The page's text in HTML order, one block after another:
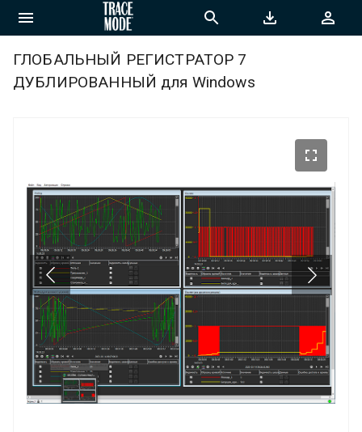
ГЛОБАЛЬНЫЙ РЕГИСТРАТОР 7
ДУБЛИРОВАННЫЙ для Windows